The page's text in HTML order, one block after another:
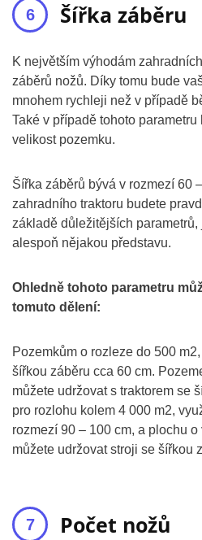
Šířka záběru
K největším výhodám
záběrů nožů. Díky tomu bude
mnohem rychleji než v případě
Také v případě tohoto
velikost pozemku.
Šířka záběrů bývá v rozmezí 60
zahradního traktoru budete
základě důležitějších
alespoň nějakou představu.
Ohledně tohoto parametru
tomuto dělení:
Pozemkům o rozleze do 500
šířkou záběru cca 60 cm.
můžete udržovat s traktorem se
pro rozlohu kolem 4 000 m2,
rozmezí 90 – 100 cm, a plochu
můžete udržovat stroji se šířkou
Počet nožů